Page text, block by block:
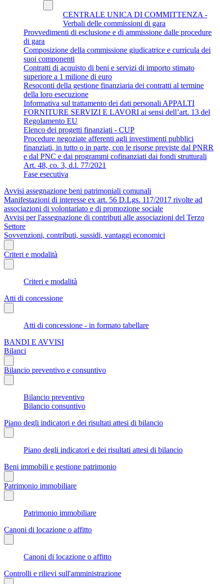
CENTRALE UNICA DI COMMITTENZA -
Verbali delle commissioni di gara
Provvedimenti di esclusione e di ammissione dalle procedure
di gara
Composizione della commissione giudicatrice e curricula dei
suoi componenti
Contratti di acquisto di beni e servizi di importo stimato
superiore a 1 milione di euro
Resoconti della gestione finanziaria dei contratti al termine
della loro esecuzione
Informativa sul trattamento dei dati personali APPALTI
FORNITURE SERVIZI E LAVORI ai sensi dell’art. 13 del
Regolamento EU
Elenco dei progetti finanziati - CUP
Procedure negoziate afferenti agli investimenti pubblici
finanziati, in tutto o in parte, con le risorse previste dal PNRR
e dal PNC e dai programmi cofinanziati dai fondi strutturali
Art. 48, co. 3, d.l. 77/2021
Fase esecutiva
Avvisi assegnazione beni patrimoniali comunali
Manifestazioni di interesse ex art. 56 D.Lgs. 117/2017 rivolte ad
associazioni di volontariato e di promozione sociale
Avvisi per l'assegnazione di contributi alle associazioni del Terzo
Settore
Sovvenzioni, contributi, sussidi, vantaggi economici
Criteri e modalità
Criteri e modalità
Atti di concessione
Atti di concessione - in formato tabellare
BANDI E AVVISI
Bilanci
Bilancio preventivo e consuntivo
Bilancio preventivo
Bilancio consuntivo
Piano degli indicatori e dei risultati attesi di bilancio
Piano degli indicatori e dei risultati attesi di bilancio
Beni immobili e gestione patrimonio
Patrimonio immobiliare
Patrimonio immobiliare
Canoni di locazione o affitto
Canoni di locazione o affitto
Controlli e rilievi sull'amministrazione